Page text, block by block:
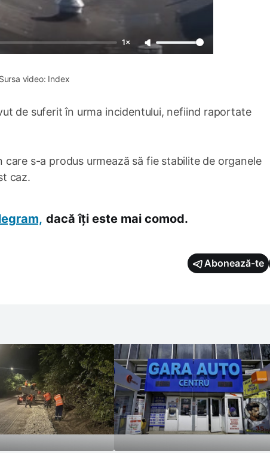
1×
Sursa video: Index
de suferit în urma incidentului, nefiind raportate
s-a produs urmează să fie stabilite de organele
caz.
dacă îți este mai comod.
Abonează-te